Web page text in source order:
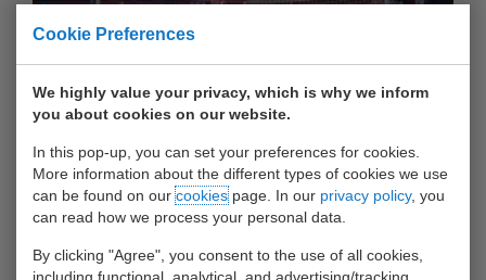
Cookie Preferences
We highly value your privacy, which is why we inform
you about cookies on our website.
In this pop-up, you can set your preferences for cookies.
More information about the different types of cookies we use
can be found on ourcookiespage. In our privacy policy, you
can read how we process your personal data.
By clicking "Agree", you consent to the use of all cookies,
Ook dit jaar was Team UWT weer van de partij tijdens de
havencup, en hoe!?
heeft geen wedstrijd verloren en geen doelpunt tegen gehad.